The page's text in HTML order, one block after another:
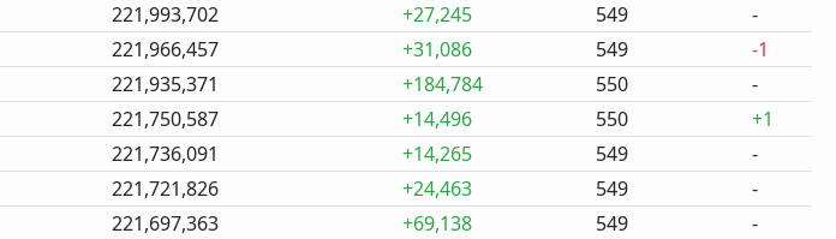
221,993,702 +27,245 549
-
221,966,457 +31,086 549
-1
221,935,371 +184,784 550
-
221,750,587 +14,496 550
+1
221,736,091 +14,265 549
-
221,721,826 +24,463 549
-
221,697,363 +69,138 549
-